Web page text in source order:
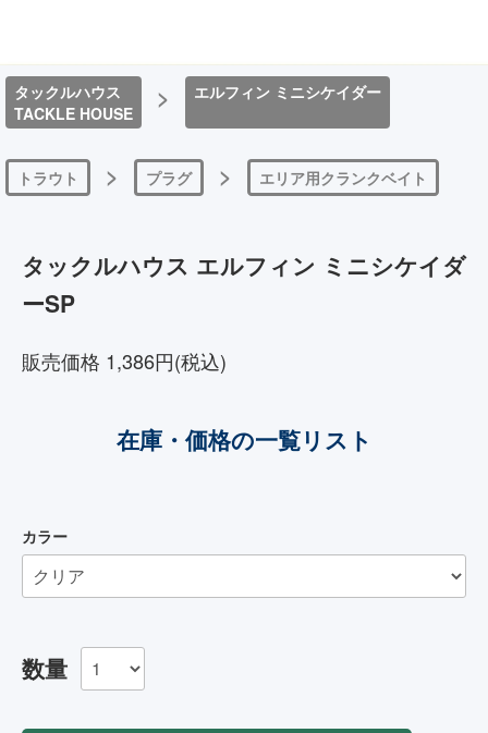
タックルハウス
TACKLE HOUSE
> エルフィン ミニシケイダー
トラウト > プラグ > エリア用クランクベイト
タックルハウス エルフィン ミニシケイダ
ーSP
販売価格 1,386円(税込)
在庫・価格の一覧リスト
カラー
数量